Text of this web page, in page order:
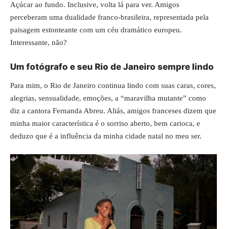
Açúcar ao fundo. Inclusive, volta lá para ver. Amigos
perceberam uma dualidade franco-brasileira, representada pela
paisagem estonteante com um céu dramático europeu.
Interessante, não?
Um fotógrafo e seu Rio de Janeiro sempre lindo
Para mim, o Rio de Janeiro continua lindo com suas caras, cores,
alegrias, sensualidade, emoções, a “maravilha mutante” como
diz a cantora Fernanda Abreu. Aliás, amigos franceses dizem que
minha maior característica é o sorriso aberto, bem carioca, e
deduzo que é a influência da minha cidade natal no meu ser.